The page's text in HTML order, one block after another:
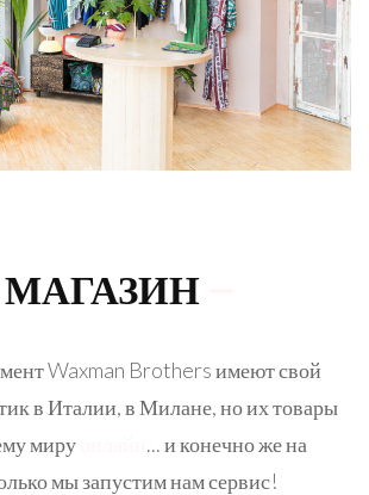
МАГАЗИН
Waxman Brothers имеют свой
в Италии, в Милане, но их товары
миру
... и конечно же на
мы запустим нам сервис!